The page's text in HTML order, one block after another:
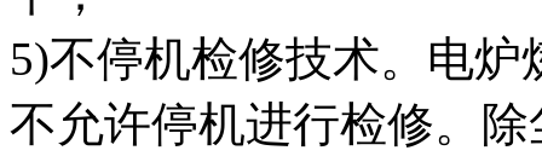
5)不停机检修技术。电
不允许停机进行检修。